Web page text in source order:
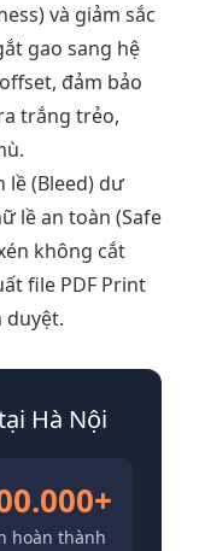
và giảm sắc
gao sang hệ
đảm bảo
trắng trẻo,
lề (Bleed) dư
lề an toàn (Safe
không cắt
file PDF Print
duyệt.
Hà Nội
hoàn thành